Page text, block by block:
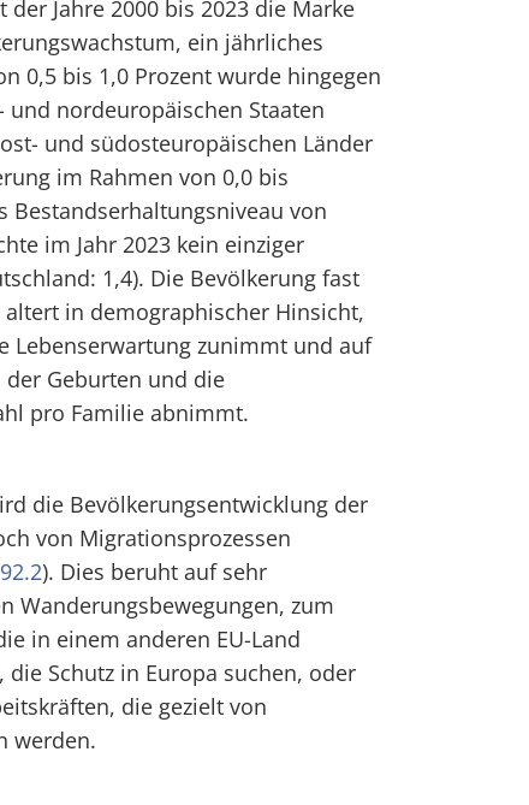
Jahre 2000 bis 2023 die Marke
ein jährliches
0,5 bis 1,0 Prozent wurde hingegen
nordeuropäischen Staaten
und südosteuropäischen Länder
im Rahmen von 0,0 bis
Bestandserhaltungsniveau von
im Jahr 2023 kein einziger
1,4). Die Bevölkerung fast
in demographischer Hinsicht,
Lebenserwartung zunimmt und auf
der Geburten und die
pro Familie abnimmt.
die Bevölkerungsentwicklung der
von Migrationsprozessen
). Dies beruht auf sehr
Wanderungsbewegungen, zum
in einem anderen EU-Land
Schutz in Europa suchen, oder
die gezielt von
werden.